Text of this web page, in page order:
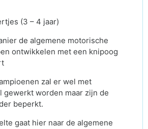
(3 – 4 jaar)
de algemene motorische
ontwikkelen met een knipoog
zal er wel met
gewerkt worden maar zijn de
beperkt.
gaat hier naar de algemene